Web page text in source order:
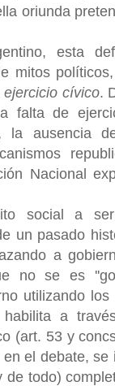
oriunda
esta
mitos
ejercicio cívico.
falta de
la ausencia
Nacional
social a
un pasado
a
no se es
utilizando
habilita a
(art. 53 y
el debate,
de todo)